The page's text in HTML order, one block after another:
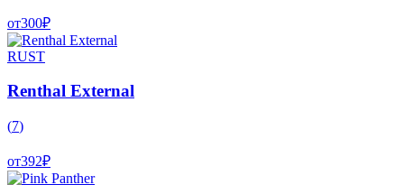
от300₽
RUST
Renthal External
(7)
от392₽